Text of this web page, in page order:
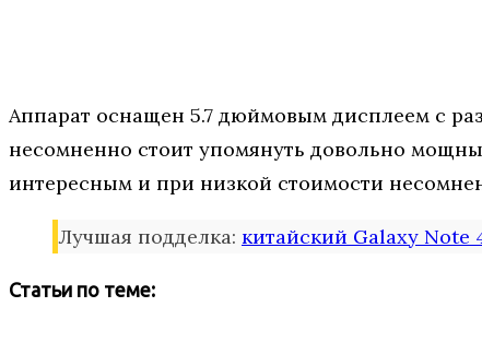
Аппарат оснащен 5.7 дюймовым дисплеем с
несомненно стоит упомянуть довольно
интересным и при низкой стоимости
Лучшая подделка: китайский Galaxy Note
Статьи по теме: